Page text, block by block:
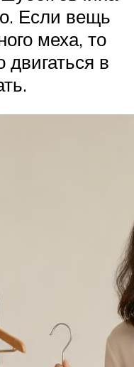
Если вещь
меха, то
двигаться в